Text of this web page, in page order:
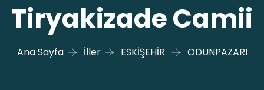
Tiryakizade Camii
Ana Sayfa İller ESKİŞEHİR ODUNPAZARI